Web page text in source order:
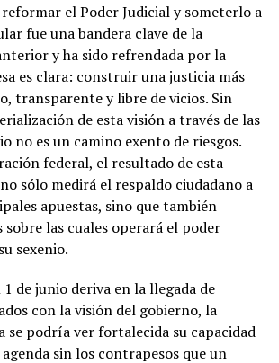
el Poder Judicial y someterlo a
fue una bandera clave de la
y ha sido refrendada por la
es clara: construir una justicia más
transparente y libre de vicios. Sin
de esta visión a través de las
no es un camino exento de riesgos.
federal, el resultado de esta
sólo medirá el respaldo ciudadano a
apuestas, sino que también
sobre las cuales operará el poder
sexenio.
de junio deriva en la llegada de
con la visión del gobierno, la
se podría ver fortalecida su capacidad
sin los contrapesos que un